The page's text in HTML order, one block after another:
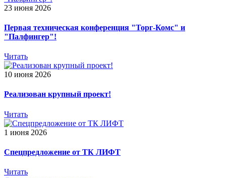
23 июня 2026
Первая техническая конференция "Торг-Комс" и
"Палфингер"!
Читать
10 июня 2026
Реализован крупный проект!
Читать
1 июня 2026
Спецпредложение от ТК ЛИФТ
Читать